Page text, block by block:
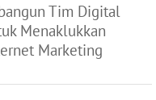
Tim Digital
Menaklukkan
Marketing